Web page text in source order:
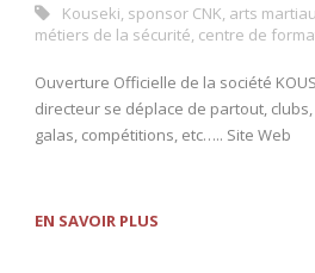
Kouseki, sponsor CNK, arts
métiers de la sécurité, centre de
Ouverture Officielle de la société
directeur se déplace de partout,
galas, compétitions, etc….. Site Web
EN SAVOIR PLUS